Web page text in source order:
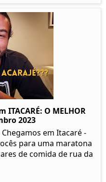
ITACARÉ: O MELHOR
2023
em Itacaré -
para uma maratona
de comida de rua da